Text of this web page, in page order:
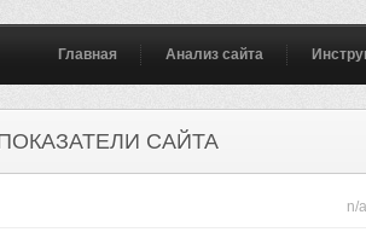
Главная Анализ сайта
САЙТА
n/a